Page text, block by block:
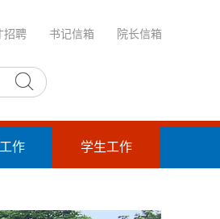
招聘 书记信箱 院长信箱
作 学生工作